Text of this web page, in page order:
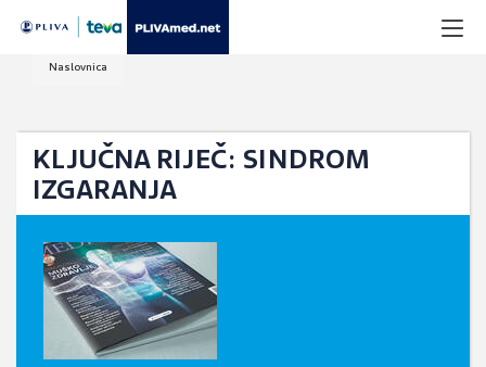
Naslovnica
KLJUČNA RIJEČ: SINDROM
IZGARANJA